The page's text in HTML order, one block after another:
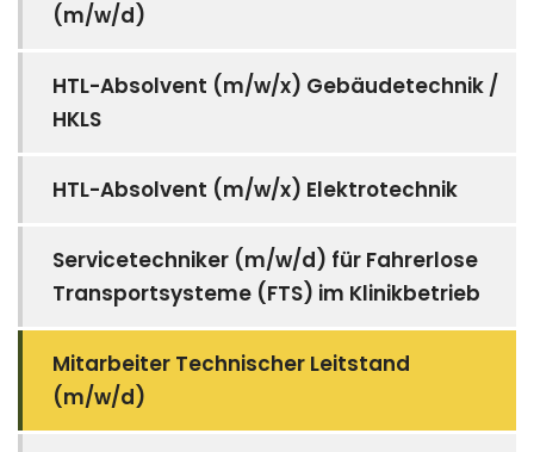
(m/w/d)
HTL-Absolvent (m/w/x) Gebäudetechnik /
HKLS
HTL-Absolvent (m/w/x) Elektrotechnik
Servicetechniker (m/w/d) für Fahrerlose
Transportsysteme (FTS) im Klinikbetrieb
Mitarbeiter Technischer Leitstand
(m/w/d)